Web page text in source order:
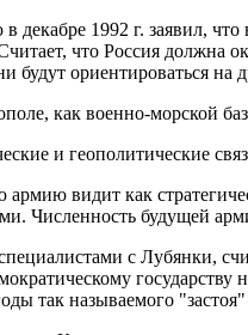
декабре 1992 г. заявил,
что Россия должна
будут ориентироваться
как военно-морской
и геополитические
видит как
Численность будущей
с Лубянки,
так называемого